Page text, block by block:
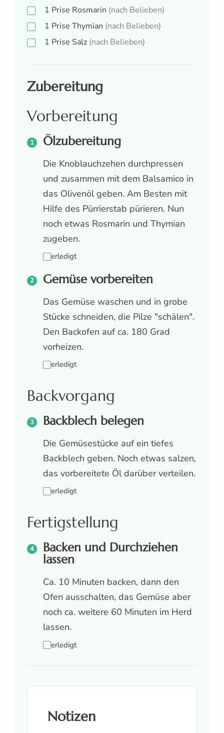
1 Prise Rosmarin (nach Belieben)
1 Prise Thymian (nach Belieben)
1 Prise Salz (nach Belieben)
Zubereitung
Vorbereitung
Ölzubereitung
Die Knoblauchzehen durchpressen
und zusammen mit dem Balsamico in
das Olivenöl geben. Am Besten mit
Hilfe des Pürrierstab pürieren. Nun
noch etwas Rosmarin und Thymian
zugeben.
erledigt
Gemüse vorbereiten
Das Gemüse waschen und in grobe
Stücke schneiden, die Pilze "schälen".
Den Backofen auf ca. 180 Grad
vorheizen.
erledigt
Backvorgang
Backblech belegen
Die Gemüsestücke auf ein tiefes
Backblech geben. Noch etwas salzen,
das vorbereitete Öl darüber verteilen.
erledigt
Fertigstellung
Backen und Durchziehen
lassen
Ca. 10 Minuten backen, dann den
Ofen ausschalten, das Gemüse aber
noch ca. weitere 60 Minuten im Herd
lassen.
erledigt
Notizen